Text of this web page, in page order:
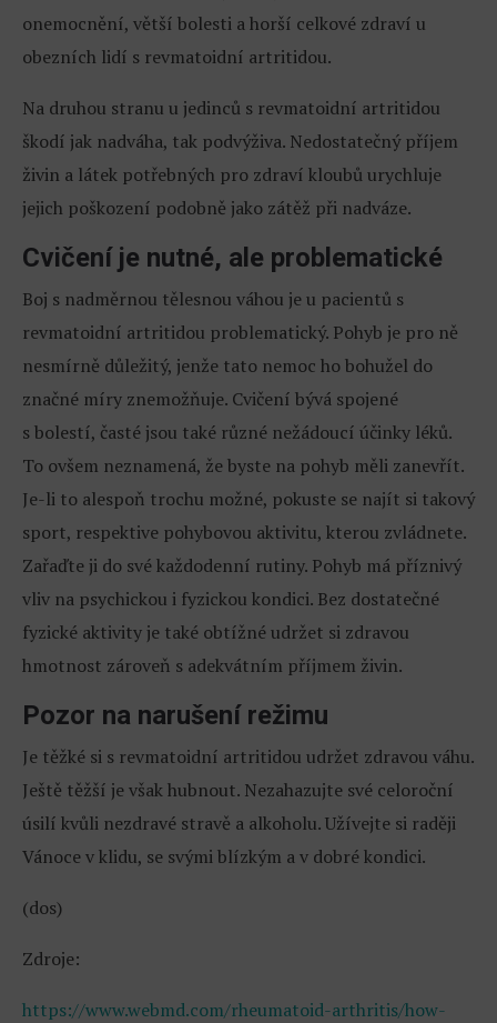
onemocnění, větší bolesti a horší celkové zdraví u
obezních lidí s revmatoidní artritidou.
Na druhou stranu u jedinců s revmatoidní artritidou
škodí jak nadváha, tak podvýživa. Nedostatečný příjem
živin a látek potřebných pro zdraví kloubů urychluje
jejich poškození podobně jako zátěž při nadváze.
Cvičení je nutné, ale problematické
Boj s nadměrnou tělesnou váhou je u pacientů s
revmatoidní artritidou problematický. Pohyb je pro ně
nesmírně důležitý, jenže tato nemoc ho bohužel do
značné míry znemožňuje. Cvičení bývá spojené
s bolestí, časté jsou také různé nežádoucí účinky léků.
To ovšem neznamená, že byste na pohyb měli zanevřít.
Je-li to alespoň trochu možné, pokuste se najít si takový
sport, respektive pohybovou aktivitu, kterou zvládnete.
Zařaďte ji do své každodenní rutiny. Pohyb má příznivý
vliv na psychickou i fyzickou kondici. Bez dostatečné
fyzické aktivity je také obtížné udržet si zdravou
hmotnost zároveň s adekvátním příjmem živin.
Pozor na narušení režimu
Je těžké si s revmatoidní artritidou udržet zdravou váhu.
Ještě těžší je však hubnout. Nezahazujte své celoroční
úsilí kvůli nezdravé stravě a alkoholu. Užívejte si raději
Vánoce v klidu, se svými blízkým a v dobré kondici.
(dos)
Zdroje:
https://www.webmd.com/rheumatoid-arthritis/how-